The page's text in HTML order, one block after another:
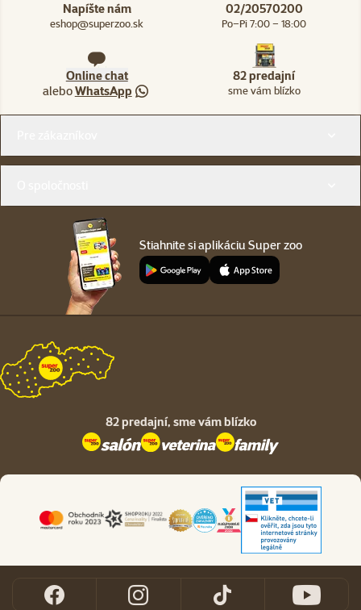
Napíšte nám
eshop@superzoo.sk
02/20570200
Po–Pi 7:00 – 18:00
Online chat
aleboWhatsApp
82 predajní
sme vám blízko
Stiahnite si aplikáciu Super zoo
82 predajní, sme vám blízko